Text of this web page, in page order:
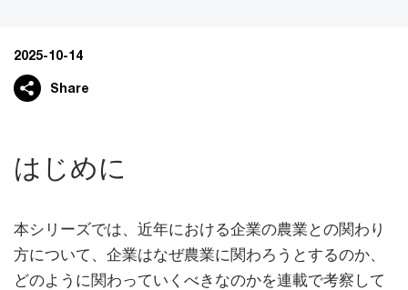
2025-10-14
Share
はじめに
本シリーズでは、近年における企業の農業との関わり
方について、企業はなぜ農業に関わろうとするのか、
どのように関わっていくべきなのかを連載で考察して